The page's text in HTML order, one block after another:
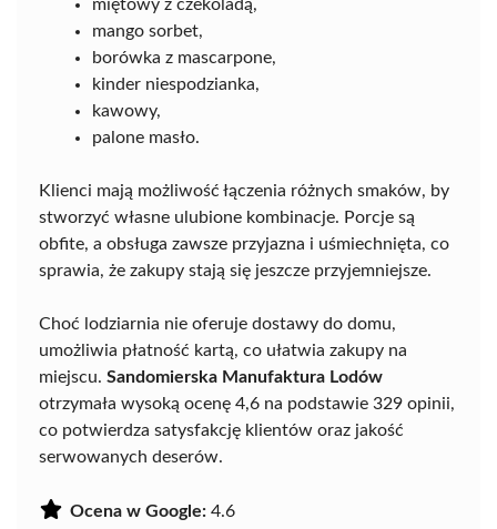
miętowy z czekoladą,
mango sorbet,
borówka z mascarpone,
kinder niespodzianka,
kawowy,
palone masło.
Klienci mają możliwość łączenia różnych smaków, by
stworzyć własne ulubione kombinacje. Porcje są
obfite, a obsługa zawsze przyjazna i uśmiechnięta, co
sprawia, że zakupy stają się jeszcze przyjemniejsze.
Choć lodziarnia nie oferuje dostawy do domu,
umożliwia płatność kartą, co ułatwia zakupy na
miejscu. Sandomierska Manufaktura Lodów
otrzymała wysoką ocenę 4,6 na podstawie 329 opinii,
co potwierdza satysfakcję klientów oraz jakość
serwowanych deserów.
Ocena w Google: 4.6